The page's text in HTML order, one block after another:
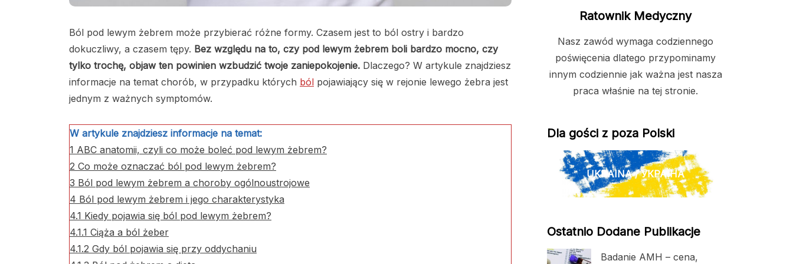
Ból pod lewym żebrem może przybierać różne formy. Czasem jest to ból ostry i bardzo
dokuczliwy, a czasem tępy. Bez względu na to, czy pod lewym żebrem boli bardzo mocno, czy
tylko trochę, objaw ten powinien wzbudzić twoje zaniepokojenie. Dlaczego? W artykule znajdziesz
informacje na temat chorób, w przypadku których ból pojawiający się w rejonie lewego żebra jest
jednym z ważnych symptomów.
W artykule znajdziesz informacje na temat:
1 ABC anatomii, czyli co może boleć pod lewym żebrem?
2 Co może oznaczać ból pod lewym żebrem?
3 Ból pod lewym żebrem a choroby ogólnoustrojowe
4 Ból pod lewym żebrem i jego charakterystyka
4.1 Kiedy pojawia się ból pod lewym żebrem?
4.1.1 Ciąża a ból żeber
4.1.2 Gdy ból pojawia się przy oddychaniu
Ratownik Medyczny
Nasz zawód wymaga codziennego
poświęcenia dlatego przypominamy
innym codziennie jak ważna jest nasza
praca właśnie na tej stronie.
Dla gości z poza Polski
UKRAINA / УКРАЇНА
Ostatnio Dodane Publikacje
Badanie AMH – cena,